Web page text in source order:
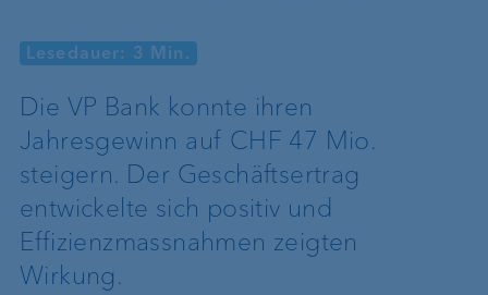
Lesedauer: 3 Min.
Die VP Bank konnte ihren
Jahresgewinn auf CHF 47 Mio.
steigern. Der Geschäftsertrag
entwickelte sich positiv und
Effizienzmassnahmen zeigten
Wirkung.